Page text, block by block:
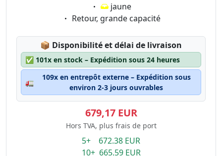
Eigenschaft:
jaune
Eigenschaft:
Retour, grande capacité
📦 Lagerstatus:
Disponibilité et délai de livraison
✅ 101x en stock – Expédition sous 24 heures
🚛
109x en entrepôt externe – Expédition sous
environ 2-3 jours ouvrables
679,17 EUR
Hors TVA, plus frais de port
5+ 672.38 EUR
10+ 665.59 EUR